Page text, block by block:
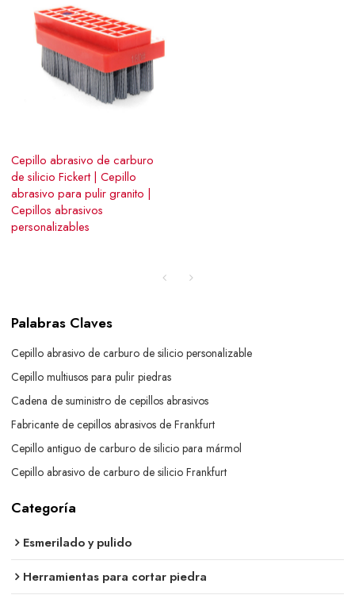
Cepillo abrasivo de carburo
de silicio Fickert | Cepillo
abrasivo para pulir granito |
Cepillos abrasivos
personalizables
Palabras Claves
Cepillo abrasivo de carburo de silicio personalizable
Cepillo multiusos para pulir piedras
Cadena de suministro de cepillos abrasivos
Fabricante de cepillos abrasivos de Frankfurt
Cepillo antiguo de carburo de silicio para mármol
Cepillo abrasivo de carburo de silicio Frankfurt
Categoría
Esmerilado y pulido
Herramientas para cortar piedra